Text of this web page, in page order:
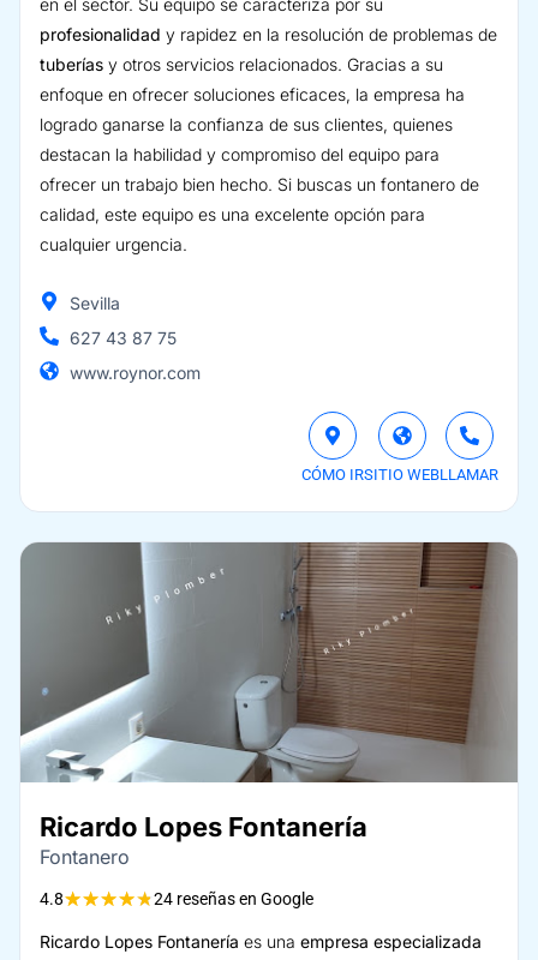
en el sector. Su equipo se caracteriza por su
profesionalidad y rapidez en la resolución de problemas de
tuberías y otros servicios relacionados. Gracias a su
enfoque en ofrecer soluciones eficaces, la empresa ha
logrado ganarse la confianza de sus clientes, quienes
destacan la habilidad y compromiso del equipo para
ofrecer un trabajo bien hecho. Si buscas un fontanero de
calidad, este equipo es una excelente opción para
cualquier urgencia.
Sevilla
627 43 87 75
www.roynor.com
CÓMO IRSITIO WEBLLAMAR
Ricardo Lopes Fontanería
Fontanero
4.8★★★★★24 reseñas en Google
Ricardo Lopes Fontanería es una empresa especializada